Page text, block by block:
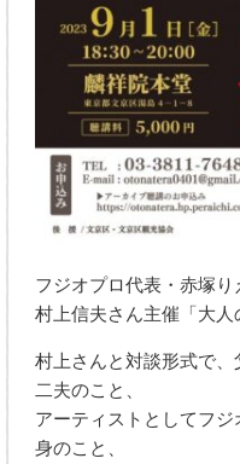
フジオプロ代表・赤塚り
村上信夫さん主催「大人
村上さんと対談形式で
二夫のこと、
アーティストとしてフ
身のこと、